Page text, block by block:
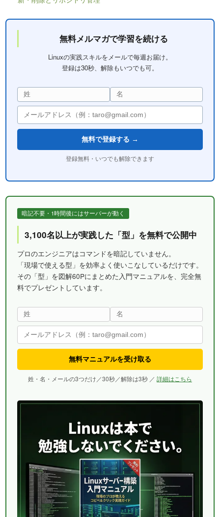
無料メルマガで学習を続ける
Linuxの実践スキルをメールで毎週お届け。
登録は30秒、解除もいつでも可。
無料で登録する →
登録無料・いつでも解除できます
暗記不要・1時間後にはサーバーが動く
3,100名以上が実践した「型」を無料で公開中
プロのエンジニアはコマンドを暗記していません。
「現場で使える型」を効率よく使いこなしているだけです。
その「型」を図解60Pにまとめた入門マニュアルを、完全無
料でプレゼントしています。
無料マニュアルを受け取る
姓・名・メールの3つだけ／30秒／解除は3秒 ／ 詳細はこちら